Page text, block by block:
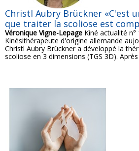
Christl Aubry Brückner «C'est
que traiter la scoliose est
Véronique Vigne-Lepage Kiné actualité
Kinésithérapeute d'origine allemande
Christl Aubry Brückner a développé la
scoliose en 3 dimensions (TGS 3D). Après